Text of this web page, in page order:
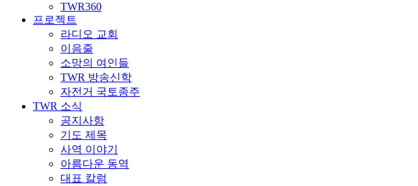
TWR360
프로젝트
라디오 교회
이음줄
소망의 여인들
TWR 방송신학
자전거 국토종주
TWR 소식
공지사항
기도 제목
사역 이야기
아름다운 동역
대표 칼럼